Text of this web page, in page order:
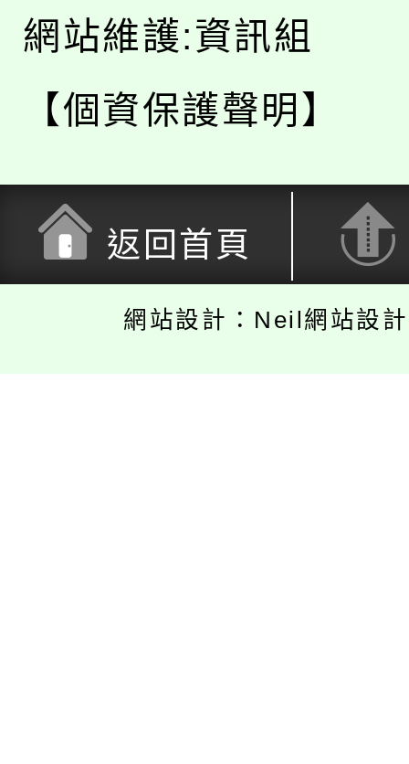
網站維護:資訊組
【個資保護聲明】
返回首頁
網站設計：Neil網站設